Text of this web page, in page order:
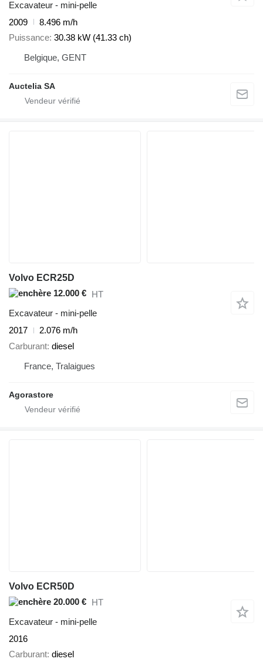
Excavateur - mini-pelle
2009
8.496 m/h
Puissance 30.38 kW (41.33 ch)
Belgique, GENT
Auctelia SA
Volvo ECR25D
12.000 € HT
Excavateur - mini-pelle
2017
2.076 m/h
Carburant diesel
France, Tralaigues
Agorastore
Volvo ECR50D
20.000 € HT
Excavateur - mini-pelle
2016
Carburant diesel